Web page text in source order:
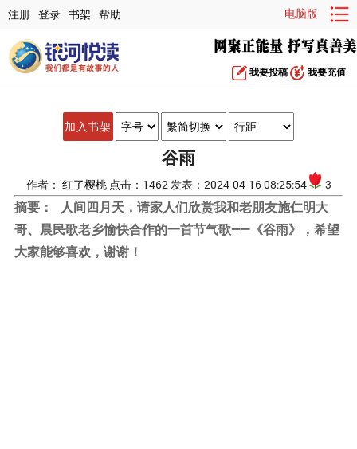
注册 登录 书架 帮助 电脑版
我要投稿 我要充值
加入书架
谷雨
作者： 红了樱桃 点击：1462 发表：2024-04-16 08:25:54 3
摘要：
人间四月天，请家人们欣赏我和老朋友施仁明大
哥、晨民歌老乡愉快合作的一首节气歌——《谷雨》，希望
大家能够喜欢，谢谢！